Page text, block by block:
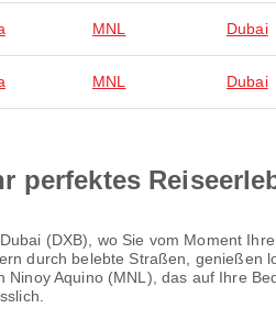
MNL Dubai
MNL Dubai
perfektes
(DXB), wo Sie vom Moment
durch belebte Straßen, genießen
Aquino (MNL), das auf Ihre